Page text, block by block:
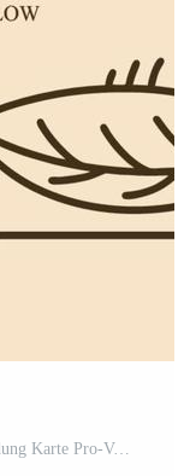
elegant Jahrgang Rahmen Design zum Einladung Karte Pro-Vektor und Pro-SVG